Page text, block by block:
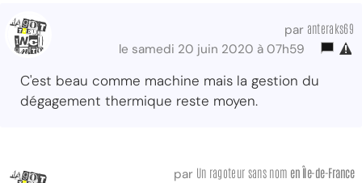
par anteraks69
le samedi 20 juin 2020 à 07h59
C'est beau comme machine mais la gestion du
dégagement thermique reste moyen.
par Un ragoteur sans nom en Île-de-France